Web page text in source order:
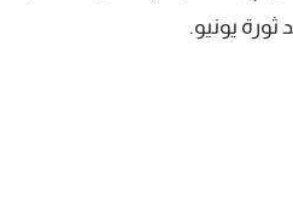
يونيو.